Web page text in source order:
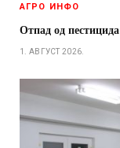
АГРО ИНФО
Отпад од пестицида
1. АВГУСТ 2026.